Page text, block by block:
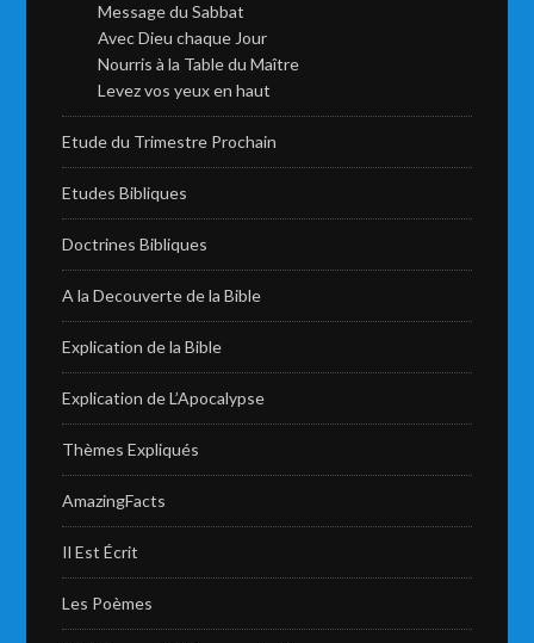
Message du Sabbat
Avec Dieu chaque Jour
Nourris à la Table du Maître
Levez vos yeux en haut
Etude du Trimestre Prochain
Etudes Bibliques
Doctrines Bibliques
A la Decouverte de la Bible
Explication de la Bible
Explication de L’Apocalypse
Thèmes Expliqués
AmazingFacts
Il Est Écrit
Les Poèmes